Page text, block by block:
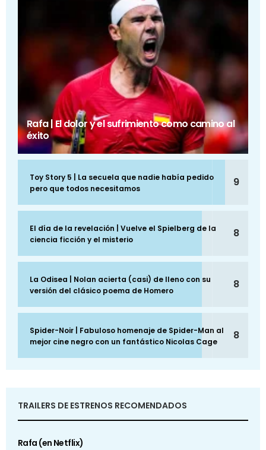
Rafa | El dolor y el sufrimiento como camino al
éxito
Toy Story 5 | La secuela que nadie había pedido
pero que todos necesitamos
9
El día de la revelación | Vuelve el Spielberg de la
ciencia ficción y el misterio
8
La Odisea | Nolan acierta (casi) de lleno con su
versión del clásico poema de Homero
8
Spider-Noir | Fabuloso homenaje de Spider-Man al
mejor cine negro con un fantástico Nicolas Cage
8
TRAILERS DE ESTRENOS RECOMENDADOS
Rafa (en Netflix)